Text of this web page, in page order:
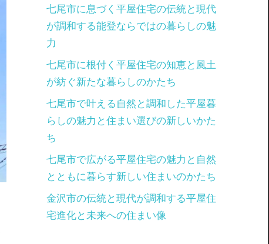
七尾市に息づく平屋住宅の伝統と現代
が調和する能登ならではの暮らしの魅
力
七尾市に根付く平屋住宅の知恵と風土
が紡ぐ新たな暮らしのかたち
七尾市で叶える自然と調和した平屋暮
らしの魅力と住まい選びの新しいかた
ち
七尾市で広がる平屋住宅の魅力と自然
とともに暮らす新しい住まいのかたち
金沢市の伝統と現代が調和する平屋住
宅進化と未来への住まい像